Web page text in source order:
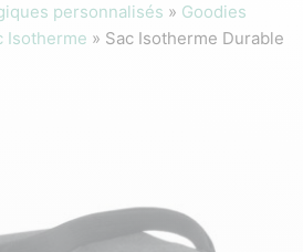
personnalisés » Goodies
Isotherme » Sac Isotherme Durable